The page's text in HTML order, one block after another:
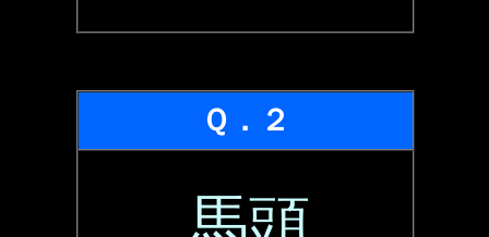
Ｑ．２
馬頭